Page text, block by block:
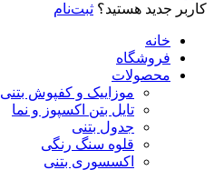
کاربر جدید هستید؟ ثبت‌نام
خانه
فروشگاه
محصولات
موزاییک و کفپوش بتنی
تایل بتن اکسپوز و نما
جدول بتنی
قلوه سنگ رنگی
اکسسوری بتنی